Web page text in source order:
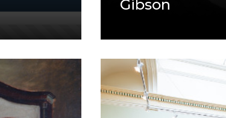
Gibson